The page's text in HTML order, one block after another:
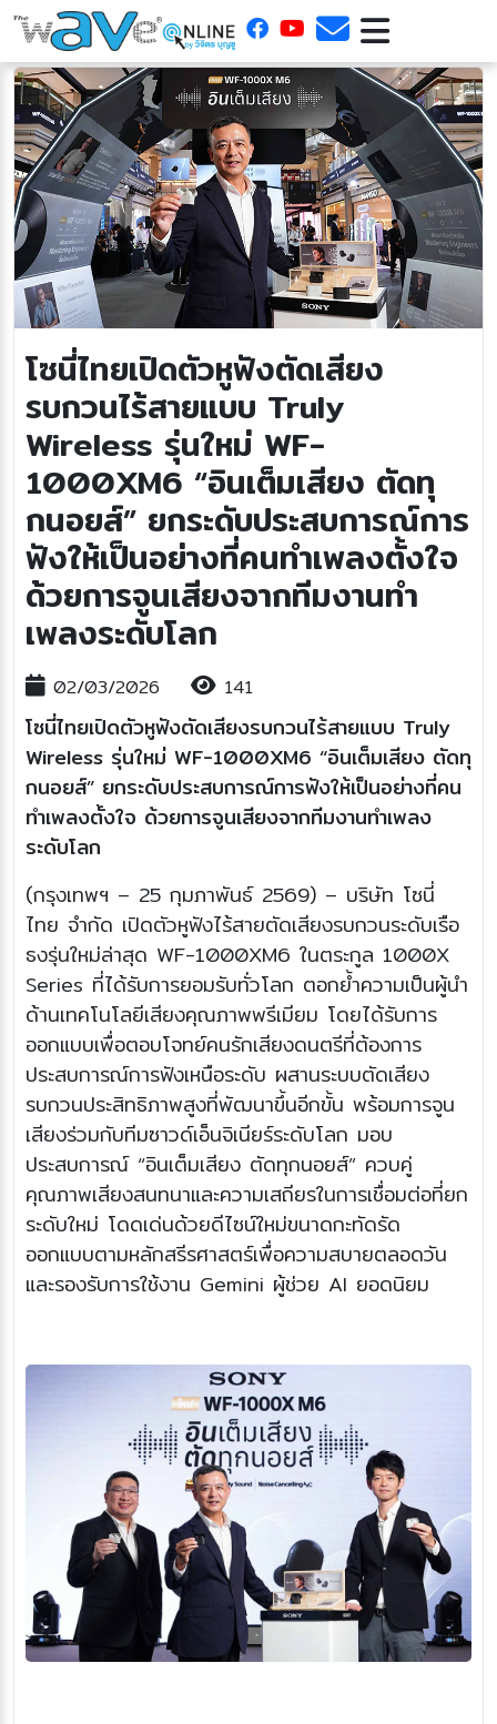
โซนี่ไทยเปิดตัวหูฟังตัดเสียง
รบกวนไร้สายแบบ Truly
Wireless รุ่นใหม่ WF-
1000XM6 “อินเต็มเสียง ตัดทุ
กนอยส์” ยกระดับประสบการณ์การ
ฟังให้เป็นอย่างที่คนทำเพลงตั้งใจ
ด้วยการจูนเสียงจากทีมงานทำ
เพลงระดับโลก
02/03/2026 141
โซนี่ไทยเปิดตัวหูฟังตัดเสียงรบกวนไร้สายแบบ Truly
Wireless รุ่นใหม่ WF-1000XM6 “อินเต็มเสียง ตัดทุ
กนอยส์” ยกระดับประสบการณ์การฟังให้เป็นอย่างที่คน
ทำเพลงตั้งใจ ด้วยการจูนเสียงจากทีมงานทำเพลง
ระดับโลก
(กรุงเทพฯ – 25 กุมภาพันธ์ 2569) – บริษัท โซนี่
ไทย จำกัด เปิดตัวหูฟังไร้สายตัดเสียงรบกวนระดับเรือ
ธงรุ่นใหม่ล่าสุด WF-1000XM6 ในตระกูล 1000X
Series ที่ได้รับการยอมรับทั่วโลก ตอกย้ำความเป็นผู้นำ
ด้านเทคโนโลยีเสียงคุณภาพพรีเมียม โดยได้รับการ
ออกแบบเพื่อตอบโจทย์คนรักเสียงดนตรีที่ต้องการ
ประสบการณ์การฟังเหนือระดับ ผสานระบบตัดเสียง
รบกวนประสิทธิภาพสูงที่พัฒนาขึ้นอีกขั้น พร้อมการจูน
เสียงร่วมกับทีมซาวด์เอ็นจิเนียร์ระดับโลก มอบ
ประสบการณ์ “อินเต็มเสียง ตัดทุกนอยส์” ควบคู่
คุณภาพเสียงสนทนาและความเสถียรในการเชื่อมต่อที่ยก
ระดับใหม่ โดดเด่นด้วยดีไซน์ใหม่ขนาดกะทัดรัด
ออกแบบตามหลักสรีรศาสตร์เพื่อความสบายตลอดวัน
และรองรับการใช้งาน Gemini ผู้ช่วย AI ยอดนิยม